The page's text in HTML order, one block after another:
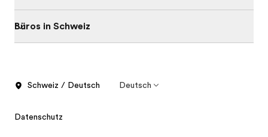
Büros in Schweiz
Schweiz / Deutsch Deutsch
Datenschutz